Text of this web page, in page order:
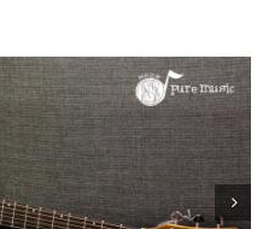
